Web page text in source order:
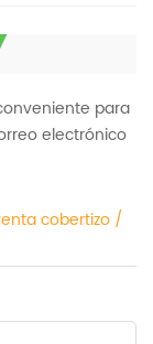
para
electrónico
cobertizo /